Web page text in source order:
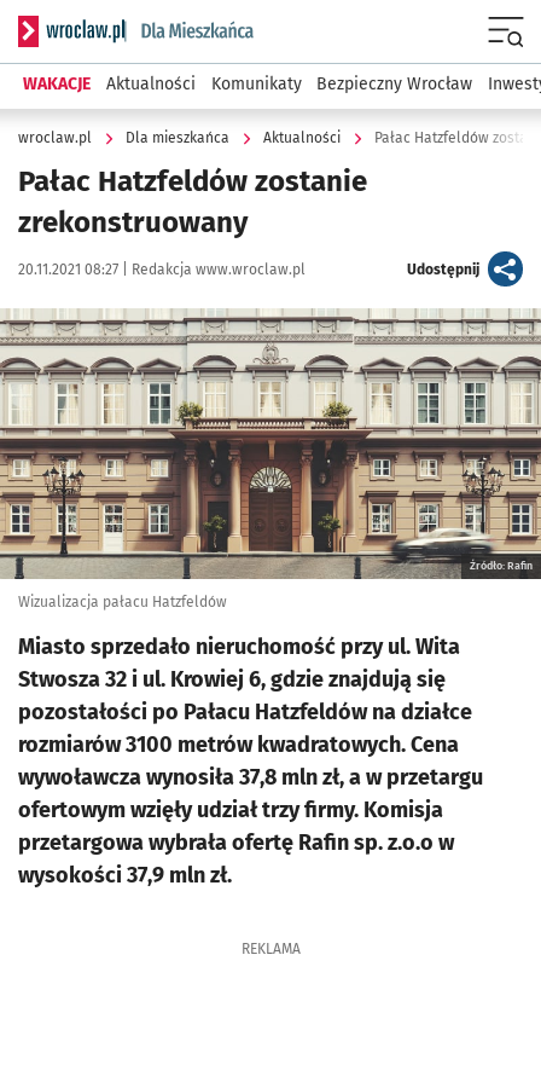
Serwis informacyjny wroclaw.pl podserwis: Dla mieszkańca
WAKACJE Aktualności Komunikaty Bezpieczny Wrocław
wroclaw.pl Dla mieszkańca Aktualności Pałac Hatzfeldów
Pałac Hatzfeldów zostanie
zrekonstruowany
Data publikacji:
20.11.2021 08:27 | Autor:
Redakcja www.wroclaw.pl Udostępnijartykuł
Kliknij, aby powiększyć
Źródło: Rafin
Wizualizacja pałacu Hatzfeldów
Miasto sprzedało nieruchomość przy ul. Wita
Stwosza 32 i ul. Krowiej 6, gdzie znajdują się
pozostałości po Pałacu Hatzfeldów na działce
rozmiarów 3100 metrów kwadratowych. Cena
wywoławcza wynosiła 37,8 mln zł, a w przetargu
ofertowym wzięły udział trzy firmy. Komisja
przetargowa wybrała ofertę Rafin sp. z.o.o w
wysokości 37,9 mln zł.
REKLAMA